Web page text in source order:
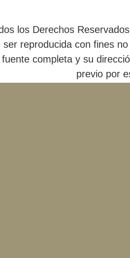
los Derechos
ser reproducida con fines
completa y su
previo por